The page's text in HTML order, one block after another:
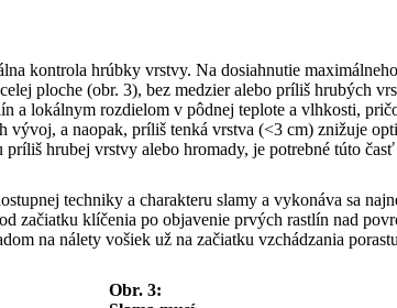
kontrola hrúbky vrstvy. Na dosiahnutie
ploche (obr. 3), bez medzier alebo príliš hrubých
a lokálnym rozdielom v pôdnej teplote a vlhkosti,
vývoj, a naopak, príliš tenká vrstva (<3 cm) znižuje
hrubej vrstvy alebo hromady, je potrebné túto
techniky a charakteru slamy a vykonáva sa
začiatku klíčenia po objavenie prvých rastlín nad
na nálety vošiek už na začiatku vzchádzania
Obr. 3: